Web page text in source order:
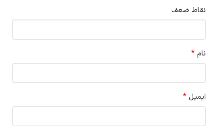
نقاط ضعف
نام *
ایمیل *